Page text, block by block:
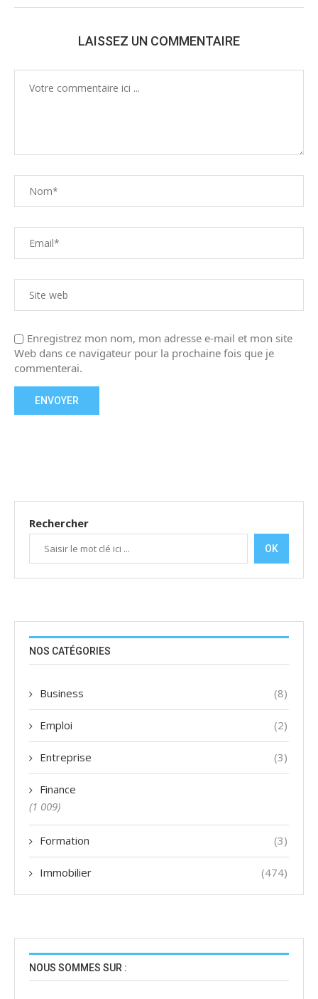
LAISSEZ UN COMMENTAIRE
Enregistrez mon nom, mon adresse e-mail et mon site
Web dans ce navigateur pour la prochaine fois que je
commenterai.
Rechercher
OK
NOS CATÉGORIES
Business (8)
Emploi (2)
Entreprise (3)
Finance
(1 009)
Formation (3)
Immobilier (474)
NOUS SOMMES SUR :